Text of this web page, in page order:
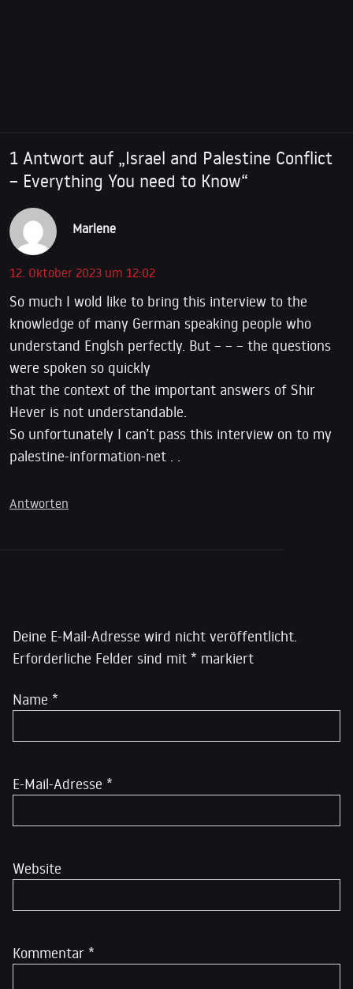
1 Antwort auf „Israel and Palestine Conflict
– Everything You need to Know“
Marlene
12. Oktober 2023 um 12:02
So much I wold like to bring this interview to the
knowledge of many German speaking people who
understand Englsh perfectly. But – – – the questions
were spoken so quickly
that the context of the important answers of Shir
Hever is not understandable.
So unfortunately I can’t pass this interview on to my
palestine-information-net . .
Antworten
Deine E-Mail-Adresse wird nicht veröffentlicht.
Erforderliche Felder sind mit * markiert
Kommentar *
Name *
E-Mail-Adresse *
Website